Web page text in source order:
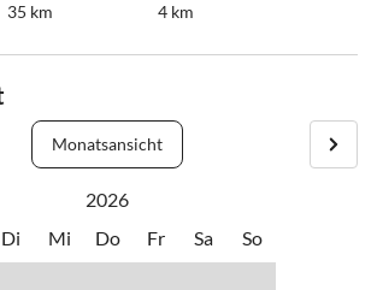
35 km 4 km
Monatsansicht
2026
Di Mi Do Fr Sa So